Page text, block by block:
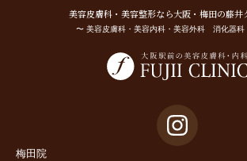
美容⽪膚科・美容整形なら⼤阪・梅⽥の藤井
〜 美容皮膚科・美容内科・美容外科 消化器科
梅田院